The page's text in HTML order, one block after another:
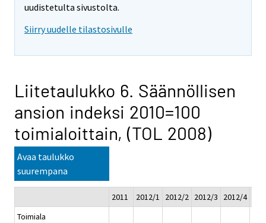
uudistetulta sivustolta.
Siirry uudelle tilastosivulle
Liitetaulukko 6. Säännöllisen
ansion indeksi 2010=100
toimialoittain, (TOL 2008)
Avaa taulukko
suurempana
2011 2012/1 2012/2 2012/3 2012/4
Toimiala